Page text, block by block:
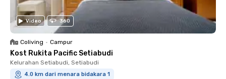
Video 360
Coliving • Campur
Kost Rukita Pacific Setiabudi
Kelurahan Setiabudi, Setiabudi
4.0 km dari menara bidakara 1